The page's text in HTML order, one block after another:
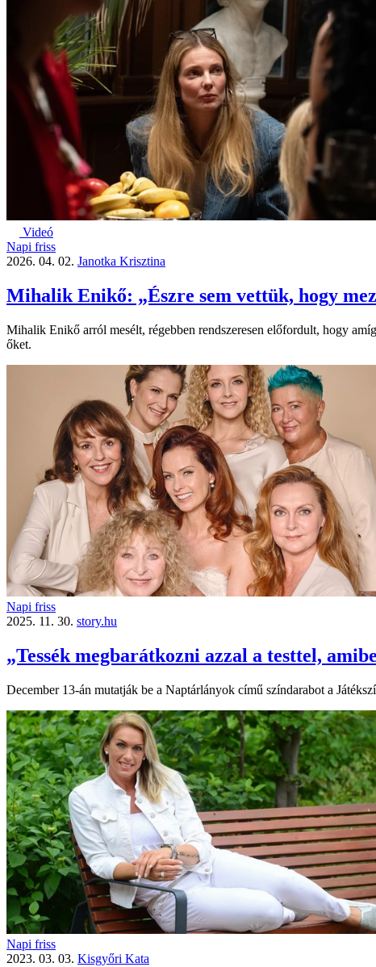
Videó
Napi friss
2026. 04. 02. Janotka Krisztina
Mihalik Enikő: „Észre sem vettük, hogy
Mihalik Enikő arról mesélt, régebben rendszeresen előfordult, hogy
őket.
Napi friss
2025. 11. 30. story.hu
„Tessék megbarátkozni azzal a testtel,
December 13-án mutatják be a Naptárlányok című színdarabot a
Napi friss
2023. 03. 03. Kisgyőri Kata